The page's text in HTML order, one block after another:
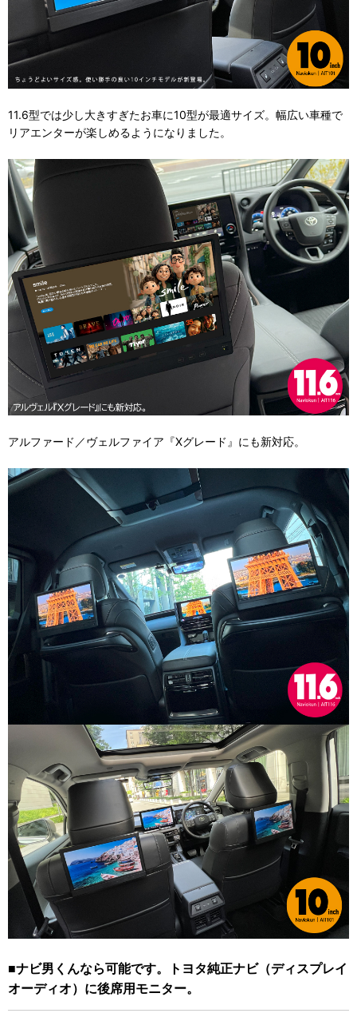
11.6型では少し大きすぎたお車に10型が最適サイズ。幅広い車種で
リアエンターが楽しめるようになりました。
アルファード／ヴェルファイア『Xグレード』にも新対応。
■ナビ男くんなら可能です。トヨタ純正ナビ（ディスプレイ
オーディオ）に後席用モニター。